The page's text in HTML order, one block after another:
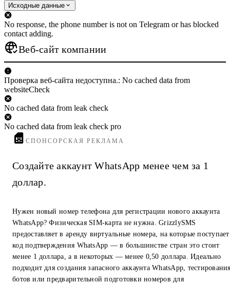
Исходные данные
No response, the phone number is not on Telegram or has blocked
contact adding.
Веб-сайт компании
Проверка веб-сайта недоступна.: No cached data from
websiteCheck
No cached data from leak check
No cached data from leak check pro
СПОНСОРСКАЯ РЕКЛАМА
Создайте аккаунт WhatsApp менее чем за 1
доллар.
Нужен новый номер телефона для регистрации нового аккаунта
WhatsApp? Физическая SIM-карта не нужна. GrizzlySMS
предоставляет в аренду виртуальные номера, на которые поступает
код подтверждения WhatsApp — в большинстве стран это стоит
менее 1 доллара, а в некоторых — менее 0,50 доллара. Идеально
подходит для создания запасного аккаунта WhatsApp,
ботов или предварительной подготовки номеров для